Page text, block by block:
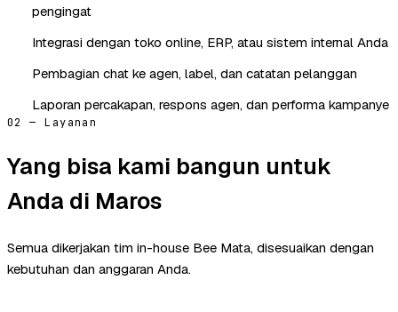
pengingat
Integrasi dengan toko online, ERP, atau sistem internal Anda
Pembagian chat ke agen, label, dan catatan pelanggan
Laporan percakapan, respons agen, dan performa kampanye
02 — Layanan
Yang bisa kami bangun untuk
Anda di Maros
Semua dikerjakan tim in-house Bee Mata, disesuaikan dengan
kebutuhan dan anggaran Anda.